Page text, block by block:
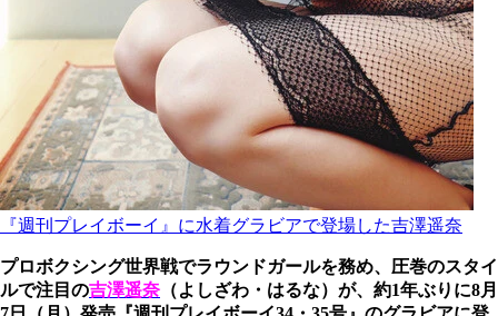
『週刊プレイボーイ』に水着グラビアで登場した吉澤遥奈
プロボクシング世界戦でラウンドガールを務め、圧巻のスタイ
ルで注目の吉澤遥奈 （よしざわ・はるな）が、約1年ぶりに8月